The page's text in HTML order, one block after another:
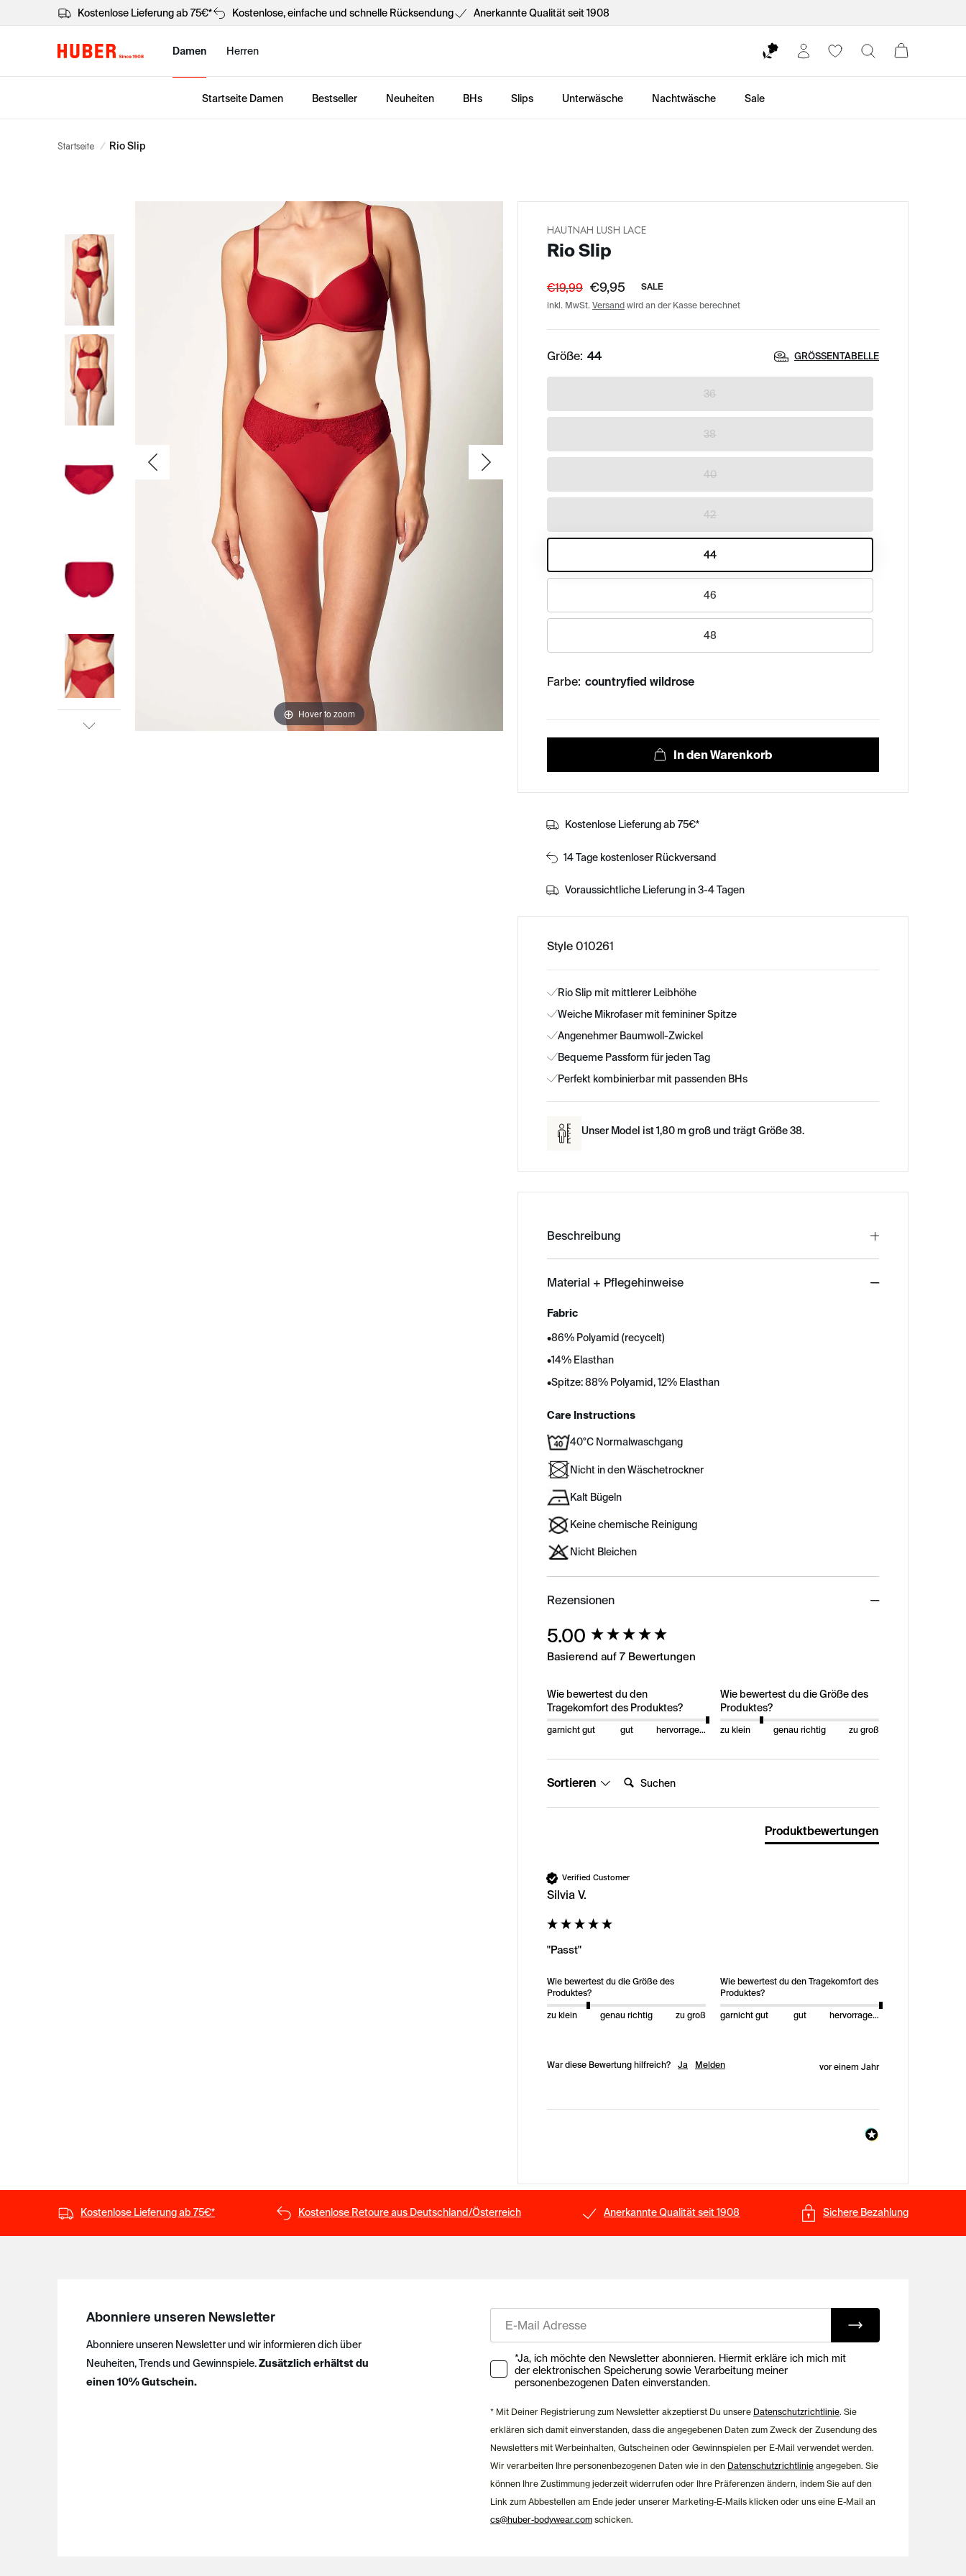
Kostenlose Lieferung ab 75€* Kostenlose, einfache und schnelle Rücksendung Anerkannte Qualität seit 1908
Damen Herren
Startseite Damen Bestseller Neuheiten BHs Slips Unterwäsche Nachtwäsche Sale
Startseite / Rio Slip
Hover to zoom
HAUTNAH LUSH LACE
Rio Slip
€19,99 €9,95
SALE
inkl. MwSt. Versand wird an der Kasse berechnet
Größe: 44 GRÖSSENTABELLE
36
38
40
42
44
46
48
Farbe: countryfied wildrose
Kostenlose Lieferung ab 75€*
14 Tage kostenloser Rückversand
Voraussichtliche Lieferung in 3-4 Tagen
Style 010261
Rio Slip mit mittlerer Leibhöhe
Weiche Mikrofaser mit femininer Spitze
Angenehmer Baumwoll-Zwickel
Bequeme Passform für jeden Tag
Perfekt kombinierbar mit passenden BHs
Unser Model ist 1,80 m groß und trägt Größe 38.
Beschreibung
Material + Pflegehinweise
Fabric
•86% Polyamid (recycelt)
•14% Elasthan
•Spitze: 88% Polyamid, 12% Elasthan
Care Instructions
40°C Normalwaschgang
Nicht in den Wäschetrockner
Kalt Bügeln
Keine chemische Reinigung
Nicht Bleichen
Rezensionen
5.00
Basierend auf 7 Bewertungen
Wie bewertest du den
Tragekomfort des Produktes?
garnicht gut gut hervorragend
Wie bewertest du die Größe des
Produktes?
zu klein genau richtig zu groß
Sortieren
Produktbewertungen
Verified Customer
Silvia V.
"Passt"
Wie bewertest du die Größe des
Produktes?
zu klein genau richtig zu groß
Wie bewertest du den Tragekomfort des
Produktes?
garnicht gut gut hervorragend
War diese Bewertung hilfreich? Ja Melden vor einem Jahr
New content loaded
Kostenlose Lieferung ab 75€* Kostenlose Retoure aus Deutschland/Österreich Anerkannte Qualität seit 1908 Sichere Bezahlung
Abonniere unseren Newsletter
Abonniere unseren Newsletter und wir informieren dich über
Neuheiten, Trends und Gewinnspiele.Zusätzlich erhältst du
einen 10% Gutschein.
Ihre Zustimmung zu Marketing E-Mails
*Ja, ich möchte den Newsletter abonnieren. Hiermit erkläre ich mich mit
der elektronischen Speicherung sowie Verarbeitung meiner
personenbezogenen Daten einverstanden.
* Mit Deiner Registrierung zum Newsletter akzeptierst Du unsere Datenschutzrichtlinie. Sie
erklären sich damit einverstanden, dass die angegebenen Daten zum Zweck der Zusendung des
Newsletters mit Werbeinhalten, Gutscheinen oder Gewinnspielen per E-Mail verwendet werden.
Wir verarbeiten Ihre personenbezogenen Daten wie in den Datenschutzrichtlinie angegeben. Sie
können Ihre Zustimmung jederzeit widerrufen oder Ihre Präferenzen ändern, indem Sie auf den
Link zum Abbestellen am Ende jeder unserer Marketing-E-Mails klicken oder uns eine E-Mail an
cs@huber-bodywear.com schicken.